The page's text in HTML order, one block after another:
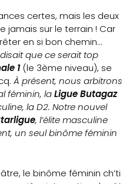
certes, mais les deux
jamais sur le terrain ! Car
en si bon chemin…
que ce serait top
1 (le 3ème niveau), se
À présent, nous arbitrons
féminin, laLigue Butagaz
la D2. Notre nouvel
, l’élite masculine
un seul binôme féminin
le binôme féminin ch’ti